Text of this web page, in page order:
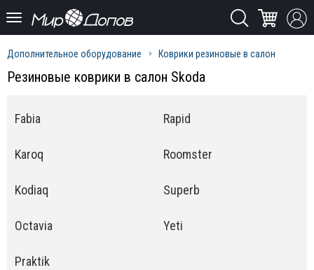
Дополнительное оборудование Коврики резиновые в салон
Резиновые коврики в салон Skoda
Fabia
Karoq
Kodiaq
Octavia
Praktik
Rapid
Roomster
Superb
Yeti